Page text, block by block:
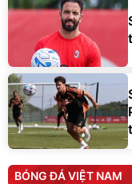
BÓNG ĐÁ VIỆT NAM